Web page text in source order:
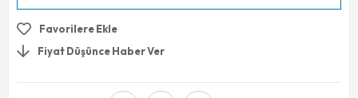
Favorilere Ekle
Fiyat Düşünce Haber Ver